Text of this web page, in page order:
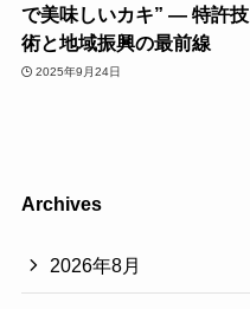
で美味しいカキ” ― 特許技
術と地域振興の最前線
2025年9月24日
Archives
2026年8月